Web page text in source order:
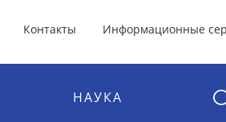
Контакты Информационные
НАУКА